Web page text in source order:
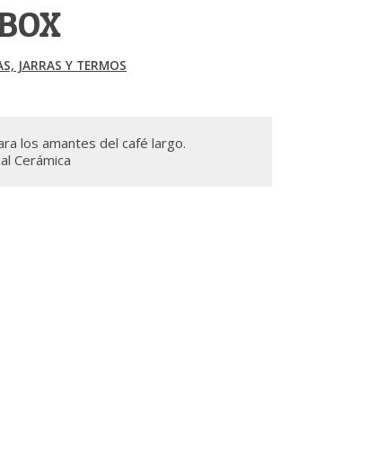
JARRAS Y TERMOS
los amantes del café largo.
Cerámica